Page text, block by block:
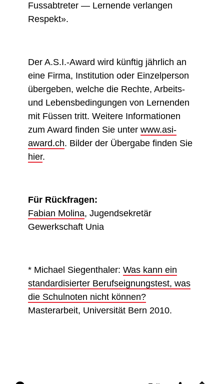
Fussabtreter — Lernende verlangen
Respekt».
Der A.S.I.-Award wird künftig jährlich an
eine Firma, Institution oder Einzelperson
übergeben, welche die Rechte, Arbeits-
und Lebensbedingungen von Lernenden
mit Füssen tritt. Weitere Informationen
zum Award finden Sie unter www.asi-
award.ch. Bilder der Übergabe finden Sie
hier.
Für Rückfragen:
Fabian Molina, Jugendsekretär
Gewerkschaft Unia
* Michael Siegenthaler: Was kann ein
standardisierter Berufseignungstest, was
die Schulnoten nicht können?
Masterarbeit, Universität Bern 2010.